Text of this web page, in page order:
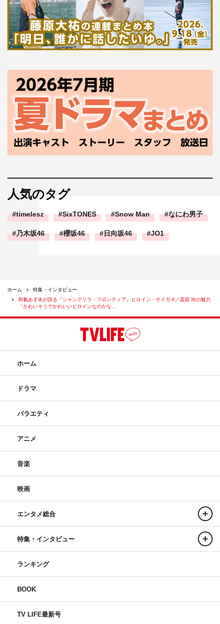
いいかなって。しかも私、ナレーションもやっているんで
す。サンラクの説明をしたり、戦っているモンスターの説
明をしたりするのがすごく大変で！ だから玲ちゃんのセ
リフチェックより、ナレーションのチェックのほうが時間
◆サンラクを演じる内田雄馬さんはどうでしたか？
玲ちゃんって、最初の頃は1人で行動しているので、アフ
レコであまり掛け合うタイミングがなかったんですけど、
内田さんはとにかく大変そうで！ サンラクのセリフ量っ
て、とにかくハンパないんです。それをつらつらつらつら
しゃべっているのに、全然かまずにやれるのはすごいと思
いました。なので私もナレーションの5行くらいで、かん
「アニメもそうなんですけど、ゲームもす
和氣あず未
◆和氣さんが演じる斎賀 玲はサンラクに恋するヒロイン
意外と積極的なんだ！ って思いました。もっと恥ずかし
がったり、おくゆかしい感じかと思っていたんです。でも
第1話でサンラク＝陽務楽郎くんに声を掛けようとしてい
たり、それ以降も、自分から陽務くんに声を掛けに行った
りしているんですよ。ゲーム内でもサンラクが行きそうな
初期の街に行って探していたりもしたから、積極的な子で
あり、かわいそうでかわいいヒロインなのかなと思いまし
た。
ありますが、和氣さんにもそんな二面性はありますか？
人気のタグ
timelesz SixTONES Snow Man なにわ男子
乃木坂46 櫻坂46 日向坂46 JO1
ホーム
特集・インタビュー
和氣あず未が語る『シャングリラ・フロンティア』ヒロイン・サイガ-0／斎賀 玲の魅力
「かわいそうでかわいいヒロインなのかな…
ホーム
ドラマ
バラエティ
アニメ
音楽
映画
エンタメ総合
特集・インタビュー
ランキング
BOOK
TV LIFE最新号